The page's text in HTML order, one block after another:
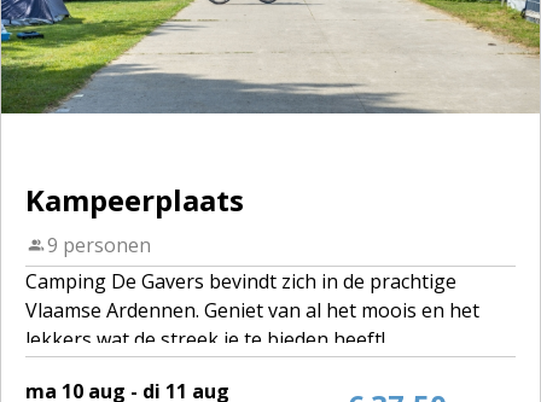
Kampeerplaats
9 personen
Camping De Gavers bevindt zich in de prachtige
Vlaamse Ardennen. Geniet van al het moois en het
lekkers wat de streek je te bieden heeft!
ma 10 aug - di 11 aug